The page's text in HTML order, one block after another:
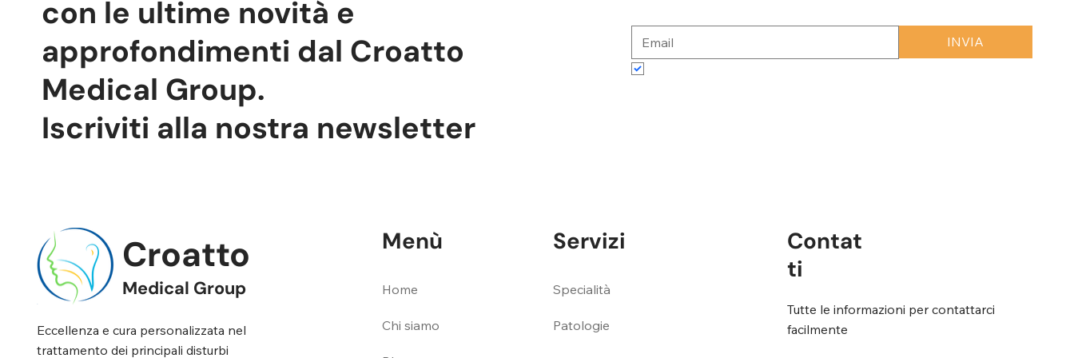
con le ultime novità e
approfondimenti dal Croatto
Medical Group.
Iscriviti alla nostra newsletter
INVIA
Croatto
Medical Group
Eccellenza e cura personalizzata nel
trattamento dei principali disturbi
Menù
Home
Chi siamo
Servizi
Specialità
Patologie
Contat
ti
Tutte le informazioni per contattarci
facilmente